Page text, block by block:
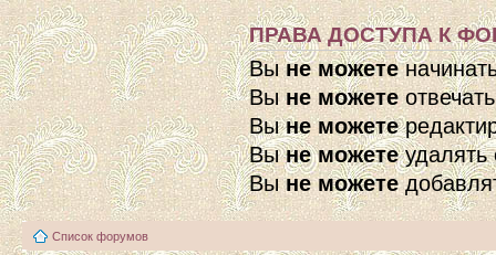
ПРАВА ДОСТУПА К
Выне можете
Выне можете
Выне можете
Выне можетеудалять
Выне можете
Список форумов